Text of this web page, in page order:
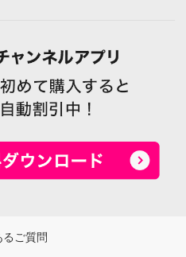
るご質問